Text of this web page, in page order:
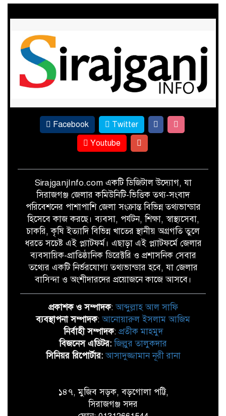
Facebook
Twitter
Youtube
SirajganjInfo.com একটি ডিজিটাল উদ্যোগ, যা
সিরাজগঞ্জ জেলার কমিউনিটি-ভিত্তিক তথ্য-সংবাদ
পরিবেশনের পাশাপাশি জেলা সংক্রান্ত বিভিন্ন তথ্যভান্ডার
হিসেবে কাজ করছে। ব্যবসা, পর্যটন, শিক্ষা, স্বাস্থ্যসেবা,
চাকরি, কৃষি ইত্যাদি বিভিন্ন খাতের স্থানীয় অগ্রগতি তুলে
ধরতে সচেষ্ট এই প্ল্যাটফর্ম। এছাড়া এই প্ল্যাটফর্মে জেলার
ব্যবসায়িক-প্রাতিষ্ঠানিক ডিরেক্টরি ও প্রশাসনিক সেবার
তথ্যের একটি নির্ভরযোগ্য তথ্যভান্ডার হবে, যা জেলার
বাসিন্দা ও অংশীদারদের প্রয়োজনে কাজে আসবে।
প্রকাশক ও সম্পাদক:আব্দুল্লাহ আল সাফি
ব্যবস্থাপনা সম্পাদক:আনোয়ারুল ইসলাম আজিম
নির্বাহী সম্পাদক: প্রতীক মাহমুদ
বিজনেস এডিটর: জিল্লুর তালুকদার
সিনিয়র রিপোর্টার: আসাদুজ্জামান নূরী রানা
১৪৭, মুজিব সড়ক, বড়গোলা পট্টি,
সিরাজগঞ্জ সদর